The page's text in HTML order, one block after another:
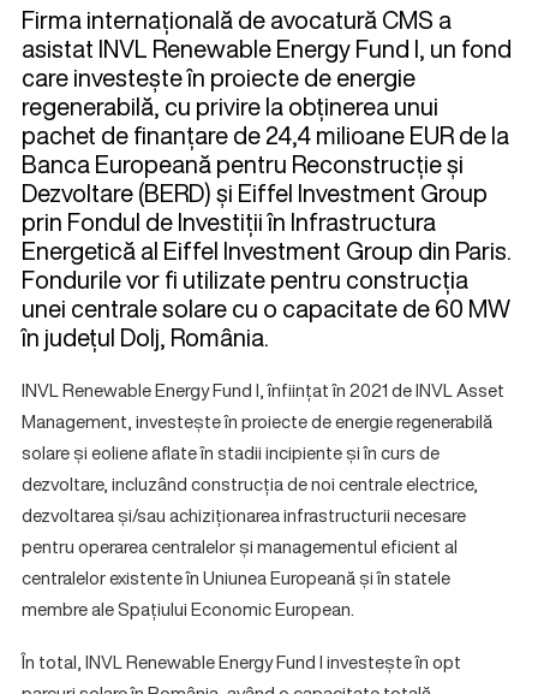
Firma internațională de avocatură CMS a
asistat INVL Renewable Energy Fund I, un fond
care investește în proiecte de energie
regenerabilă, cu privire la obținerea unui
pachet de finanțare de 24,4 milioane EUR de la
Banca Europeană pentru Reconstrucție și
Dezvoltare (BERD) și Eiffel Investment Group
prin Fondul de Investiții în Infrastructura
Energetică al Eiffel Investment Group din Paris.
Fondurile vor fi utilizate pentru construcția
unei centrale solare cu o capacitate de 60 MW
în județul Dolj, România.
INVL Renewable Energy Fund I, înființat în 2021 de INVL Asset
Management, investește în proiecte de energie regenerabilă
solare și eoliene aflate în stadii incipiente și în curs de
dezvoltare, incluzând construcția de noi centrale electrice,
dezvoltarea și/sau achiziționarea infrastructurii necesare
pentru operarea centralelor și managementul eficient al
centralelor existente în Uniunea Europeană și în statele
membre ale Spațiului Economic European.
În total, INVL Renewable Energy Fund I investește în opt